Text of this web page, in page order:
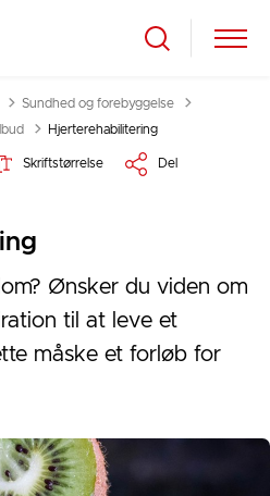
Sundhed og forebyggelse
Hjerterehabilitering
Skriftstørrelse Del
Ønsker du viden om
til at leve et
måske et forløb for